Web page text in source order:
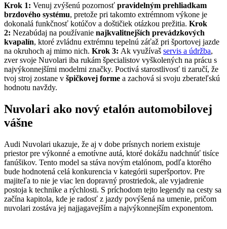
Krok 1: Venuj zvýšenú pozornosť pravidelným prehliadkam
brzdového systému, pretože pri takomto extrémnom výkone je
dokonalá funkčnosť kotúčov a doštičiek otázkou prežitia. Krok
2: Nezabúdaj na používanie najkvalitnejších prevádzkových
kvapalín, ktoré zvládnu extrémnu tepelnú záťaž pri športovej jazde
na okruhoch aj mimo nich. Krok 3: Ak využívaš servis a údržba,
zver svoje Nuvolari iba rukám špecialistov vyškolených na prácu s
najvýkonnejšími modelmi značky. Poctivá starostlivosť ti zaručí, že
tvoj stroj zostane v špičkovej forme a zachová si svoju zberateľskú
hodnotu navždy.
Nuvolari ako nový etalón automobilovej
vášne
Audi Nuvolari ukazuje, že aj v dobe prísnych noriem existuje
priestor pre výkonné a emotívne autá, ktoré dokážu nadchnúť tisíce
fanúšikov. Tento model sa stáva novým etalónom, podľa ktorého
bude hodnotená celá konkurencia v kategórii superšportov. Pre
majiteľa to nie je viac len dopravný prostriedok, ale vyjadrenie
postoja k technike a rýchlosti. S príchodom tejto legendy na cesty sa
začína kapitola, kde je radosť z jazdy povýšená na umenie, pričom
nuvolari zostáva jej najjagavejším a najvýkonnejším exponentom.